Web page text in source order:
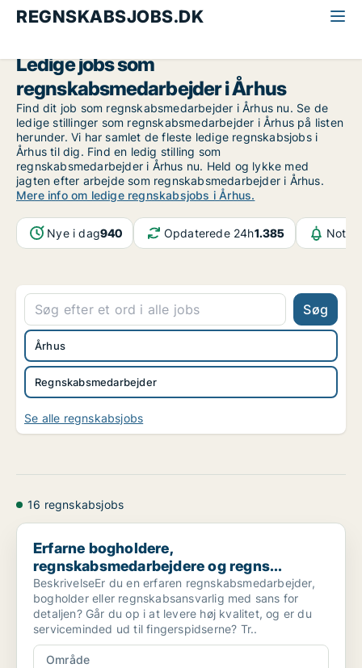
REGNSKABSJOBS.DK
Ledige jobs som
regnskabsmedarbejder i Århus
Find dit job som regnskabsmedarbejder i Århus nu. Se de
ledige stillinger som regnskabsmedarbejder i Århus på listen
herunder. Vi har samlet de fleste ledige regnskabsjobs i
Århus til dig. Find en ledig stilling som
regnskabsmedarbejder i Århus nu. Held og lykke med
jagten efter arbejde som regnskabsmedarbejder i Århus.
Mere info om ledige regnskabsjobs i Århus.
Nye i dag940 Opdaterede 24h1.385
Søg
Regnskabsmedarbejder
Århus
Se alle regnskabsjobs
16 regnskabsjobs
Erfarne bogholdere, regnskabsmedarbejdere og regns...
Erfarne bogholdere,
regnskabsmedarbejdere og regns...
BeskrivelseEr du en erfaren regnskabsmedarbejder,
bogholder eller regnskabsansvarlig med sans for
detaljen? Går du op i at levere høj kvalitet, og er du
serviceminded ud til fingerspidserne? Tr..
Område